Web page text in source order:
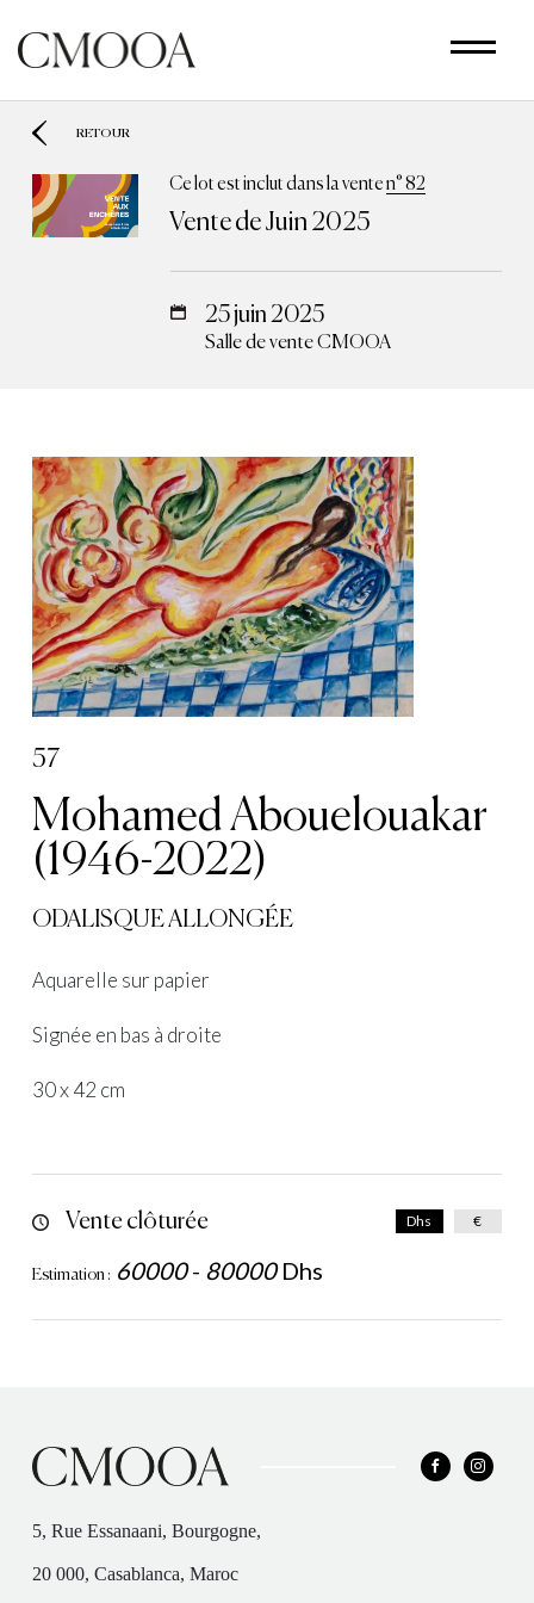
contenu
principal
RETOUR
Ce lot est inclut dans la venten° 82
Vente de Juin 2025
25 juin 2025
Salle de vente CMOOA
57
Mohamed Abouelouakar
(1946-2022)
ODALISQUE ALLONGÉE
Aquarelle sur papier
Signée en bas à droite
30 x 42 cm
Vente clôturée
Estimation : 60000- 80000 Dhs
Dhs €
5, Rue Essanaani, Bourgogne,
20 000, Casablanca, Maroc